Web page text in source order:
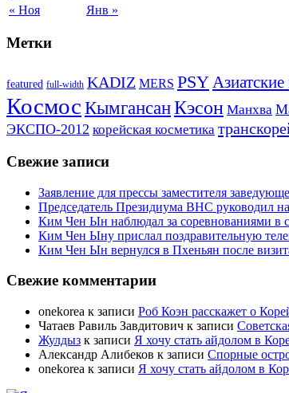
« Ноя Янв »
Метки
featured full-width KADIZ MERS PSY
Космос КымгансанКэсон Манхва
ЭКСПО-2012 корейская косметика
Свежие записи
Заявление для прессы заместителя
Председатель Президиума ВНС руководил
Ким Чен Ын наблюдал за соревнованиями в
Ким Чен Ыну прислал поздравительную
Ким Чен Ын вернулся в Пхеньян после
Свежие комментарии
onekorea к записи Роб Коэн расскажет о
Чатаев Равиль Завдитович к записи
Жулдыз к записи Я хочу стать айдолом в
Александр Алибеков к записи Спорные
onekorea к записи Я хочу стать айдолом в